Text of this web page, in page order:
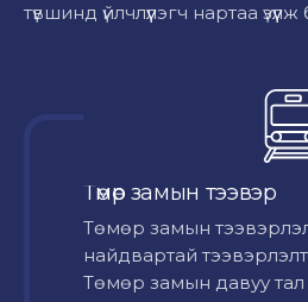
түвшинд үйлчлүүлэгч нартаа
Төмөр замын тээвэр
Төмөр замын
найдвартай
Төмөр замын давуу тал